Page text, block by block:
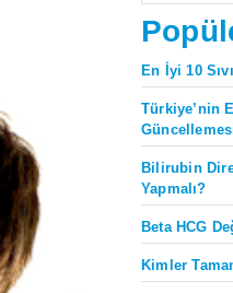
En İyi 10
Türkiye’nin
Bilirubin
Yapmalı?
Beta HCG
Kimler